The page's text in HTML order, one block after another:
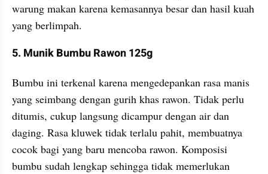
warung makan karena kemasannya besar dan hasil kuah
yang berlimpah.
5. Munik Bumbu Rawon 125g
Bumbu ini terkenal karena mengedepankan rasa manis
yang seimbang dengan gurih khas rawon. Tidak perlu
ditumis, cukup langsung dicampur dengan air dan
daging. Rasa kluwek tidak terlalu pahit, membuatnya
cocok bagi yang baru mencoba rawon. Komposisi
bumbu sudah lengkap sehingga tidak memerlukan